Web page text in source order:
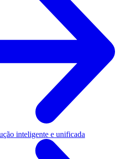
inteligente e unificada